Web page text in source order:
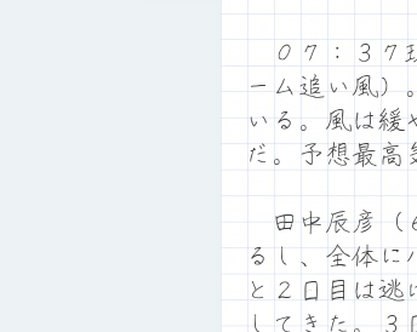
０７：３７
ーム追い風）
いる。風は緩
だ。予想最高
田中辰彦（
るし、全体に
と２日目は
してきた。